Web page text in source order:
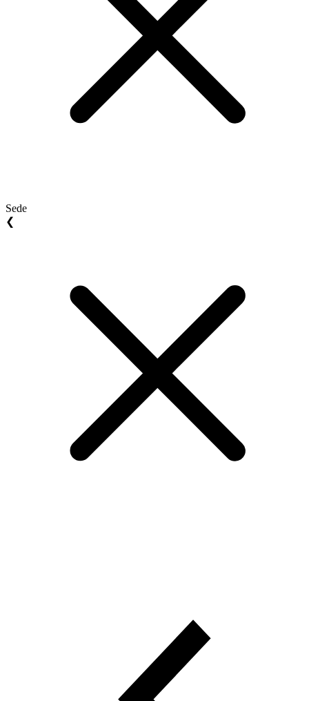
Sede
❮